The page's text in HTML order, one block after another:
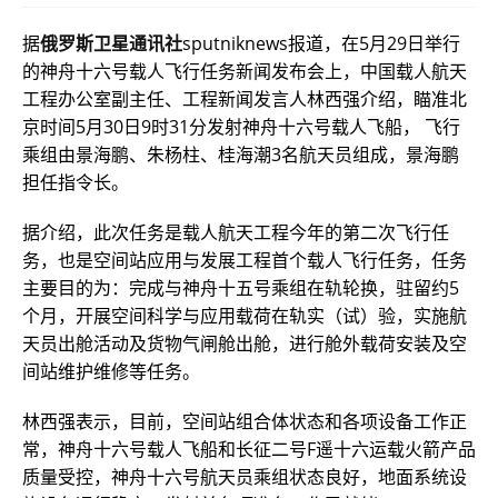
据俄罗斯卫星通讯社sputniknews报道，在5月29日举行
的神舟十六号载人飞行任务新闻发布会上，中国载人航天
工程办公室副主任、工程新闻发言人林西强介绍，瞄准北
京时间5月30日9时31分发射神舟十六号载人飞船， 飞行
乘组由景海鹏、朱杨柱、桂海潮3名航天员组成，景海鹏
担任指令长。
据介绍，此次任务是载人航天工程今年的第二次飞行任
务，也是空间站应用与发展工程首个载人飞行任务，任务
主要目的为：完成与神舟十五号乘组在轨轮换，驻留约5
个月，开展空间科学与应用载荷在轨实（试）验，实施航
天员出舱活动及货物气闸舱出舱，进行舱外载荷安装及空
间站维护维修等任务。
林西强表示，目前，空间站组合体状态和各项设备工作正
常，神舟十六号载人飞船和长征二号F遥十六运载火箭产品
质量受控，神舟十六号航天员乘组状态良好，地面系统设